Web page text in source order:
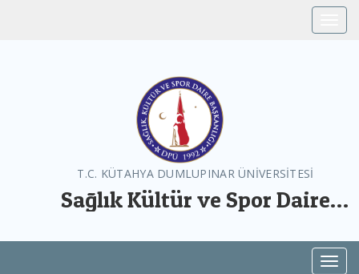
T.C. KÜTAHYA DUMLUPINAR ÜNİVERSİTESİ
Sağlık Kültür ve Spor Daire